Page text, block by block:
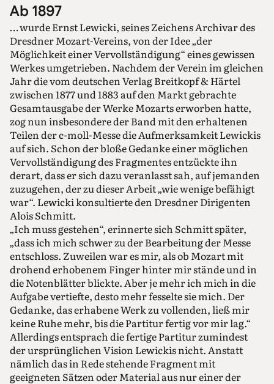
Ab 1897
… wurde Ernst Lewicki, seines Zeichens Archivar des
Dresdner Mozart-Vereins, von der Idee „der
Möglichkeit einer Vervollständigung“ eines gewissen
Werkes umgetrieben. Nachdem der Verein im gleichen
Jahr die vom deutschen Verlag Breitkopf & Härtel
zwischen 1877 und 1883 auf den Markt gebrachte
Gesamtausgabe der Werke Mozarts erworben hatte,
zog nun insbesondere der Band mit den erhaltenen
Teilen der c-moll-Messe die Aufmerksamkeit Lewickis
auf sich. Schon der bloße Gedanke einer möglichen
Vervollständigung des Fragmentes entzückte ihn
derart, dass er sich dazu veranlasst sah, auf jemanden
zuzugehen, der zu dieser Arbeit „wie wenige befähigt
war“. Lewicki konsultierte den Dresdner Dirigenten
Alois Schmitt.
„Ich muss gestehen“, erinnerte sich Schmitt später,
„dass ich mich schwer zu der Bearbeitung der Messe
entschloss. Zuweilen war es mir, als ob Mozart mit
drohend erhobenem Finger hinter mir stände und in
die Notenblätter blickte. Aber je mehr ich mich in die
Aufgabe vertiefte, desto mehr fesselte sie mich. Der
Gedanke, das erhabene Werk zu vollenden, ließ mir
keine Ruhe mehr, bis die Partitur fertig vor mir lag.“
Allerdings entsprach die fertige Partitur zumindest
der ursprünglichen Vision Lewickis nicht. Anstatt
nämlich das in Rede stehende Fragment mit
geeigneten Sätzen oder Material aus nur einer der